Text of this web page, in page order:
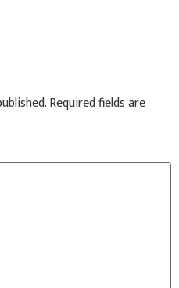
Required fields are